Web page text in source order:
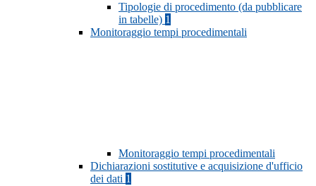
Tipologie di procedimento (da pubblicare
in tabelle) 1
Monitoraggio tempi procedimentali
Monitoraggio tempi procedimentali
Dichiarazioni sostitutive e acquisizione d'ufficio
dei dati 1